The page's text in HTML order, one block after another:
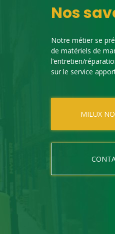
Nos
Notre métier se
de matériels de
l’entretien/
sur le service
MIEUX